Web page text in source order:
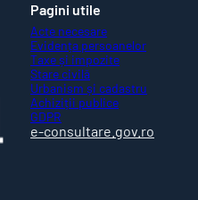
Acte necesare
Evidența persoanelor
Taxe și impozite
Stare civilă
Urbanism și cadastru
Achiziții publice
GDPR
e-consultare.gov.ro